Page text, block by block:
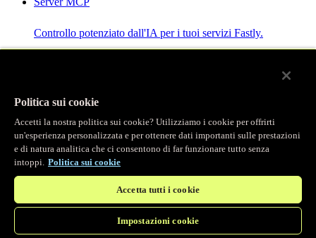
Controllo potenziato dall'IA per i tuoi servizi Fastly.
Main menu
/ Prodotti
Osservabilità
Logging in tempo reale
Politica sui cookie
Accetti la nostra politica sui cookie? Utilizziamo i cookie per offrirti
un'esperienza personalizzata e per ottenere dati importanti sulle prestazioni
e di natura analitica che ci consentono di far funzionare tutto senza
intoppi. Politica sui cookie
Accetta tutti i cookie
Impostazioni cookie